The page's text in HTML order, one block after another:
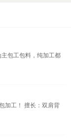
包工包料，纯加工都
加工！ 擅长：双肩背